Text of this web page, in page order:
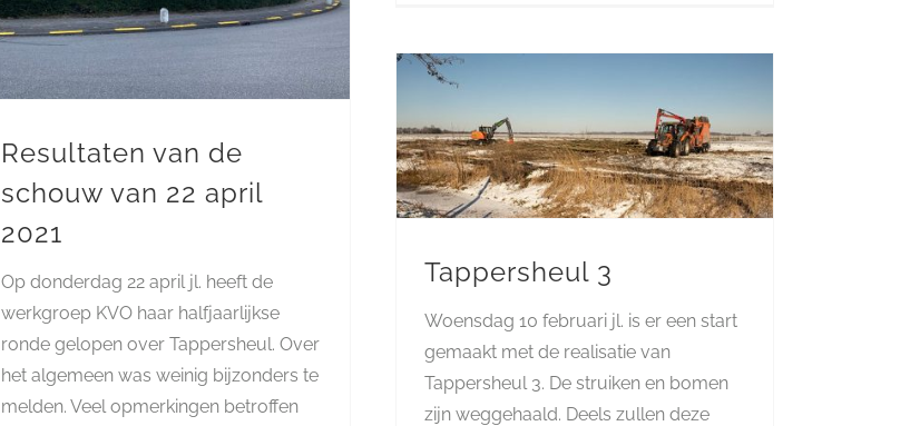
Resultaten van de
schouw van 22 april
2021
Op donderdag 22 april jl. heeft de
werkgroep KVO haar halfjaarlijkse
ronde gelopen over Tappersheul. Over
het algemeen was weinig bijzonders te
melden. Veel opmerkingen betroffen
Tappersheul 3
Woensdag 10 februari jl. is er een start
gemaakt met de realisatie van
Tappersheul 3. De struiken en bomen
zijn weggehaald. Deels zullen deze